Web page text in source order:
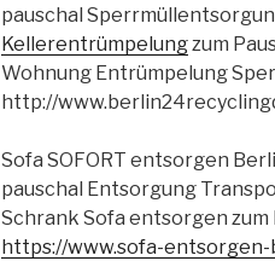
pauschal
Kellerentrümpelungzum
Wohnung Entrümpelung
http://
Sofa SOFORT entsorgen
pauschal Entsorgung
Schrank Sofa entsorgen
https://www.sofa-entsorgen-